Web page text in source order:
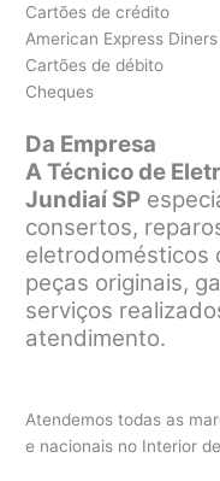
Cartões de crédito
American Express
Cartões de débito
Cheques
Da Empresa
A Técnico de
Jundiaí SP
consertos,
eletrodomésticos
peças originais,
serviços
atendimento.
Atendemos todas as
e nacionais no Interior